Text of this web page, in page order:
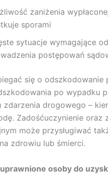
zaniżenia
sporami
sytuacje wymagające
postępowań
się o odszkodowanie
po wypadku
zdarzenia drogowego –
Zadośćuczynienie
może przysługiwać
zdrowiu lub śmierci.
osoby do